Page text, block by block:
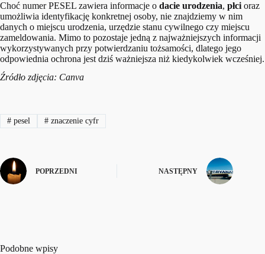
Choć numer PESEL zawiera informacje o dacie urodzenia, płci oraz
umożliwia identyfikację konkretnej osoby, nie znajdziemy w nim
danych o miejscu urodzenia, urzędzie stanu cywilnego czy miejscu
zameldowania. Mimo to pozostaje jedną z najważniejszych informacji
wykorzystywanych przy potwierdzaniu tożsamości, dlatego jego
odpowiednia ochrona jest dziś ważniejsza niż kiedykolwiek wcześniej.
Źródło zdjęcia: Canva
#pesel #znaczenie cyfr
POPRZEDNI NASTĘPNY
Podobne wpisy